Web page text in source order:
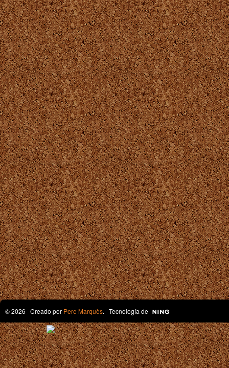
© 2026 Creado por Pere Marquès. Tecnología de